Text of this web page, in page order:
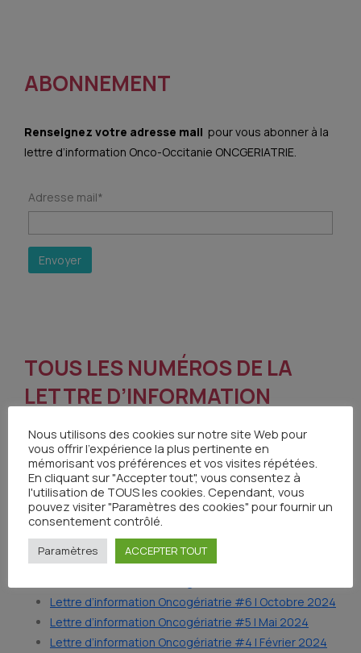
ABONNEMENT
Renseignez votre adresse mail pour vous abonner à la
lettre d’information Onco-Occitanie ONCGERIATRIE.
Adresse mail*
TOUS LES NUMÉROS DE LA
LETTRE D’INFORMATION
ONCO-OCCITANIE
ONCOGÉRIATRIE
Lettre d’information Oncogériatrie #10 | Juin 2026
Lettre d’information Oncogériatrie #9 | Mars 2026
Lettre d’information Oncogériatrie #8 | Octobre 2025
Lettre d’information Oncogériatrie #7 | Mai 2025
Lettre d’information Oncogériatrie #6 | Octobre 2024
Lettre d’information Oncogériatrie #5 | Mai 2024
Lettre d’information Oncogériatrie #4 | Février 2024
Nous utilisons des cookies sur notre site Web pour
vous offrir l'expérience la plus pertinente en
mémorisant vos préférences et vos visites répétées.
En cliquant sur "Accepter tout", vous consentez à
l'utilisation de TOUS les cookies. Cependant, vous
pouvez visiter "Paramètres des cookies" pour fournir un
consentement contrôlé.
Paramètres ACCEPTER TOUT